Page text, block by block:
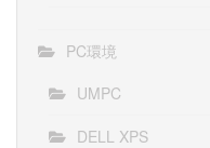
PC環境
UMPC
DELL XPS